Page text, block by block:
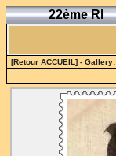
22ème RI
[Retour ACCUEIL] - Gallery: